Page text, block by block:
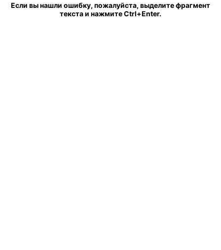
Если вы нашли ошибку, пожалуйста, выделите фрагмент
текста и нажмите Ctrl+Enter.